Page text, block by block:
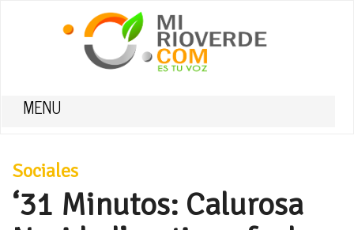
MENU
Sociales
‘31 Minutos: Calurosa